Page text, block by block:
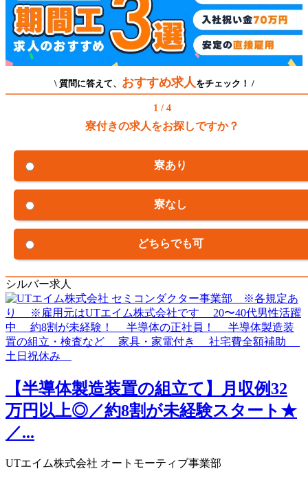
\ 質問に答えて、 おすすめ求人 をチェック！ /
1 / 4
寮付きの求人をお探しですか？
寮あり
寮なし
どちらでも可
シルバー求人
【半導体製造装置の組立て】月収例32
万円以上◎／約8割が未経験スタート★
／...
UTエイム株式会社 オートモーティブ事業部